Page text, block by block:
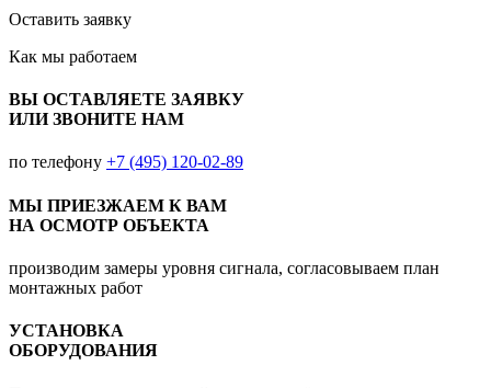
Оставить заявку
Как мы работаем
ВЫ ОСТАВЛЯЕТЕ ЗАЯВКУ
ИЛИ ЗВОНИТЕ НАМ
по телефону +7 (495) 120-02-89
МЫ ПРИЕЗЖАЕМ К ВАМ
НА ОСМОТР ОБЪЕКТА
производим замеры уровня сигнала, согласовываем план
монтажных работ
УСТАНОВКА
ОБОРУДОВАНИЯ